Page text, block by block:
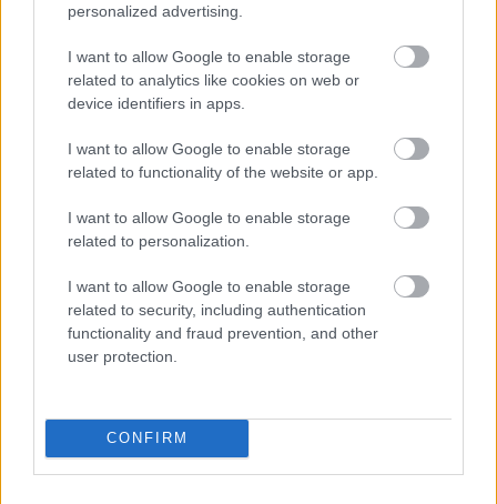
personalized advertising.
I want to allow Google to enable storage
related to analytics like cookies on web or
device identifiers in apps.
I want to allow Google to enable storage
related to functionality of the website or app.
I want to allow Google to enable storage
related to personalization.
I want to allow Google to enable storage
related to security, including authentication
functionality and fraud prevention, and other
user protection.
CONFIRM
TAGS: Υπουργείο Ανάπτυξης
Κώστας Σκρέκας
BEST OFINTERNET